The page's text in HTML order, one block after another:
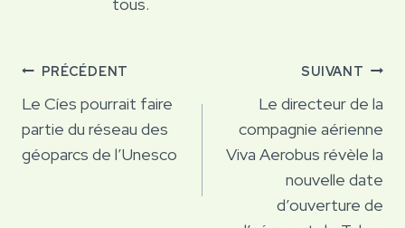
Navigation
de
l’article
PRÉCÉDENT
Le Cíes pourrait faire
partie du réseau des
géoparcs de l’Unesco
SUIVANT
Le directeur de la
compagnie aérienne
Viva Aerobus révèle la
nouvelle date
d’ouverture de